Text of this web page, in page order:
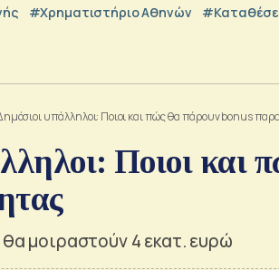
#Χρηματιστήριο Αθηνών
υπάλληλοι: Ποιοι και πώς θα πάρουν bonus
Ποιοι και
μοιραστούν 4 εκατ. ευρώ